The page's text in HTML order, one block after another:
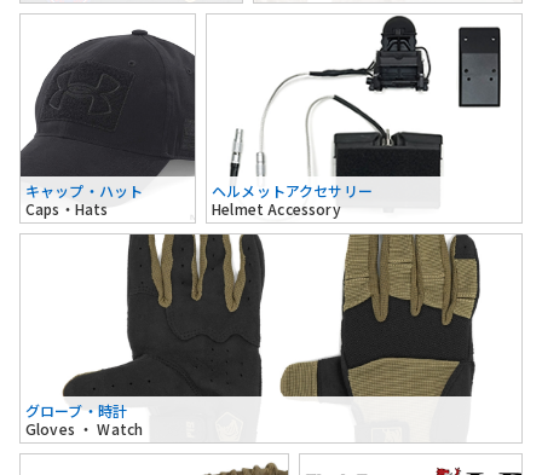
キャップ・ハット
Caps・Hats
ヘルメットアクセサリー
Helmet Accessory
グローブ・時計
Gloves ・ Watch